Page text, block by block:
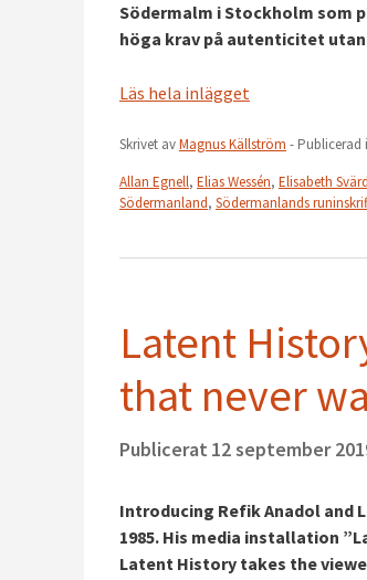
Södermalm i Stockholm som
höga krav på autenticitet
Läs hela inlägget
Skrivet avMagnus Källström - Publicerad i
Allan Egnell, Elias Wessén, Elisabeth
Södermanland, Södermanlands
Latent
that never
Publicerat 12 september
Introducing Refik Anadol and
1985. His media installation
Latent History takes the